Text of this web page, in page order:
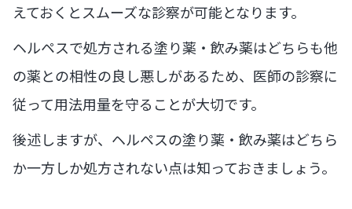
えておくとスムーズな診察が可能となります。
ヘルペスで処方される塗り薬・飲み薬はどちらも他
の薬との相性の良し悪しがあるため、医師の診察に
従って用法用量を守ることが大切です。
後述しますが、ヘルペスの塗り薬・飲み薬はどちら
か一方しか処方されない点は知っておきましょう。